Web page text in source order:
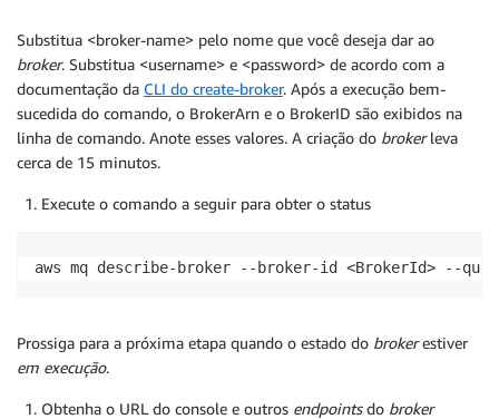
Substitua <broker-name> pelo nome que você deseja dar ao
broker. Substitua <username> e <password> de acordo com a
documentação da CLI do create-broker. Após a execução bem-
sucedida do comando, o BrokerArn e o BrokerID são exibidos na
linha de comando. Anote esses valores. A criação do brokerleva
cerca de 15 minutos.
Execute o comando a seguir para obter o status
aws mq describe-broker --broker-id <BrokerId> --
Prossiga para a próxima etapa quando o estado do brokerestiver
em execução.
Obtenha o URL do console e outros endpointsdo broker